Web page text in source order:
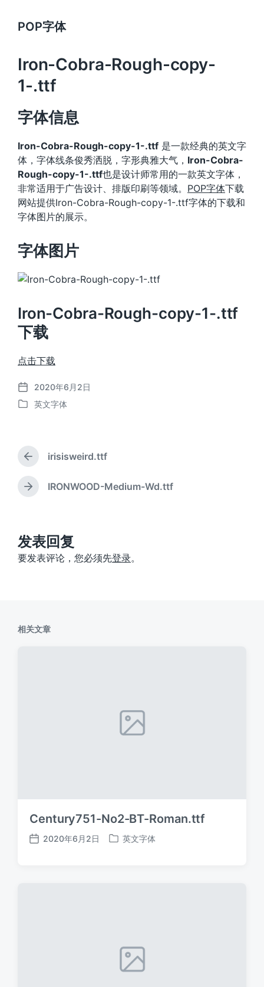
POP字体
Iron-Cobra-Rough-copy-
1-.ttf
字体信息
Iron-Cobra-Rough-copy-1-.ttf 是一款经典的英文字
体，字体线条俊秀洒脱，字形典雅大气， Iron-Cobra-
Rough-copy-1-.ttf也是设计师常用的一款英文字体，
非常适用于广告设计、排版印刷等领域。 POP字体下载
网站提供Iron-Cobra-Rough-copy-1-.ttf字体的下载和
字体图片的展示。
字体图片
Iron-Cobra-Rough-copy-1-.ttf
下载
点击下载
发
布
2020年6月2日
发
英文字体
上
篇
文
章
irisisweird.ttf
下
：
IRONWOOD-Medium-Wd.ttf
发表回复
要发表评论，您必须先登录。
相关文章
Century751-No2-BT-Roman.ttf
发
2020年6月2日
发
英文字体